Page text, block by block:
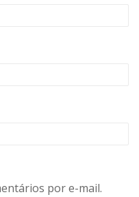
por e-mail.